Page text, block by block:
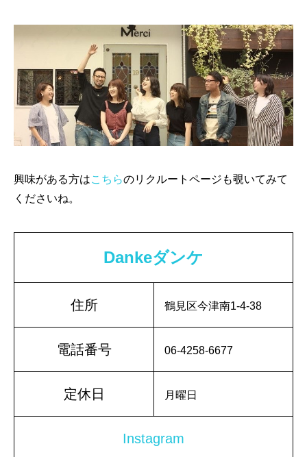
興味がある方はこちらのリクルートページも覗いてみて
くださいね。
Dankeダンケ
住所 鶴見区今津南1-4-38
電話番号 06-4258-6677
定休日 月曜日
Instagram